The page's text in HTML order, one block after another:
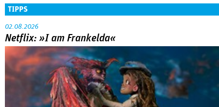
TIPPS
02.08.2026
Netflix: »I am Frankelda«